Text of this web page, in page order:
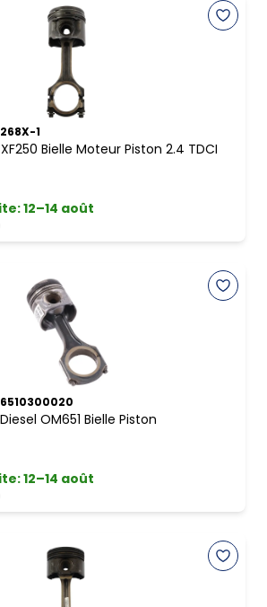
1
Bielle Moteur Piston 2.4 TDCI
:12–14 août
OM651 Bielle Piston
:12–14 août